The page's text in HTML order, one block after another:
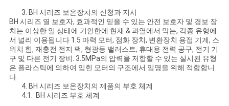
PRIVACY
POLICY
3. BH 시리즈 보온장치의 신청과 지시
BH 시리즈 열 보호자, 효과적인 믿을 수 있는 안전 보호자 및 경보 장
치는 이상한 일 상태에 기인한에 현재 & 과열에서 막는, 각종 유형에
서 널리 이용됩니다 1.5 마력 모터, 점화 장치, 변환장치 용접 기계, 스
위치 힘, 재충전 전지 팩, 형광등 밸러스트, 휴대용 전력 공구, 전기 기
구 및 다른 전기 장비. 3.5MPa의 압력을 저항할 수 있는 실시된 유형
은 플라스틱에 의하여 입힌 모터의 구조에서 임명을 위해 적합합니
다.
4. BH 시리즈 보온장치의 제품의 부호 체계
4.1. BH 시리즈 부호 체계